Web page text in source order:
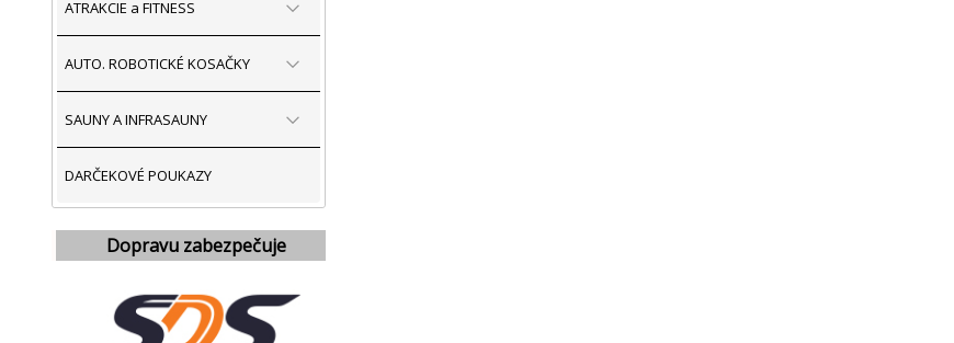
ATRAKCIE a FITNESS
AUTO. ROBOTICKÉ KOSAČKY
SAUNY A INFRASAUNY
DARČEKOVÉ POUKAZY
Dopravu zabezpečuje